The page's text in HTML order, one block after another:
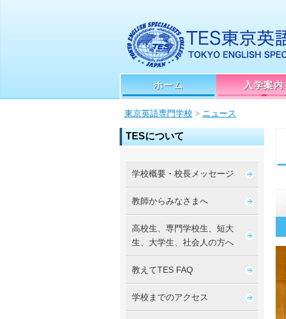
ホーム 入学案内
東京英語専門学校 > ニュース
TESについて
学校概要・校長メッセージ
教師からみなさまへ
高校生、専門学校生、短大
生、大学生、社会人の方へ
教えてTES FAQ
学校までのアクセス